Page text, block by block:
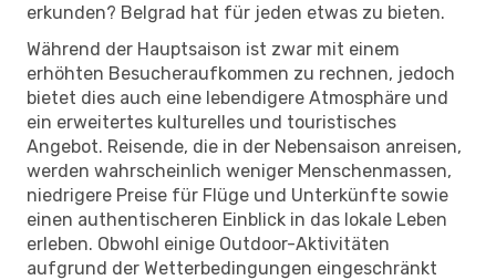
erkunden? Belgrad hat für jeden etwas zu bieten.
Während der Hauptsaison ist zwar mit einem
erhöhten Besucheraufkommen zu rechnen, jedoch
bietet dies auch eine lebendigere Atmosphäre und
ein erweitertes kulturelles und touristisches
Angebot. Reisende, die in der Nebensaison anreisen,
werden wahrscheinlich weniger Menschenmassen,
niedrigere Preise für Flüge und Unterkünfte sowie
einen authentischeren Einblick in das lokale Leben
erleben. Obwohl einige Outdoor-Aktivitäten
aufgrund der Wetterbedingungen eingeschränkt